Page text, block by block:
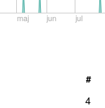
maj jun jul
#
4